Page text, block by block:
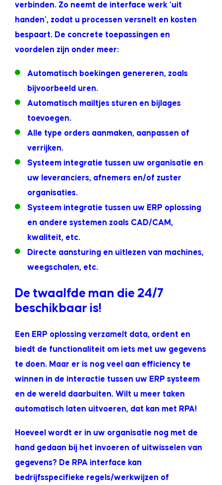
verbinden. Zo neemt de interface werk ‘uit
handen’, zodat u processen versnelt en kosten
bespaart. De concrete toepassingen en
voordelen zijn onder meer:
Automatisch boekingen genereren, zoals
bijvoorbeeld uren.
Automatisch mailtjes sturen en bijlages
toevoegen.
Alle type orders aanmaken, aanpassen of
verrijken.
Systeem integratie tussen uw organisatie en
uw leveranciers, afnemers en/of zuster
organisaties.
Systeem integratie tussen uw ERP oplossing
en andere systemen zoals CAD/CAM,
kwaliteit, etc.
Directe aansturing en uitlezen van machines,
weegschalen, etc.
De twaalfde man die 24/7
beschikbaar is!
Een ERP oplossing verzamelt data, ordent en
biedt de functionaliteit om iets met uw gegevens
te doen. Maar er is nog veel aan efficiency te
winnen in de interactie tussen uw ERP systeem
en de wereld daarbuiten. Wilt u meer taken
automatisch laten uitvoeren, dat kan met RPA!
Hoeveel wordt er in uw organisatie nog met de
hand gedaan bij het invoeren of uitwisselen van
gegevens? De RPA interface kan
bedrijfsspecifieke regels/werkwijzen of